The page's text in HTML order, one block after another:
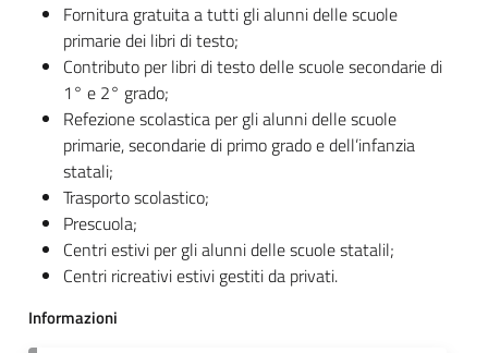
Fornitura gratuita a tutti gli alunni delle scuole
primarie dei libri di testo;
Contributo per libri di testo delle scuole secondarie di
1° e 2° grado;
Refezione scolastica per gli alunni delle scuole
primarie, secondarie di primo grado e dell’infanzia
statali;
Trasporto scolastico;
Prescuola;
Centri estivi per gli alunni delle scuole statalil;
Centri ricreativi estivi gestiti da privati.
Informazioni